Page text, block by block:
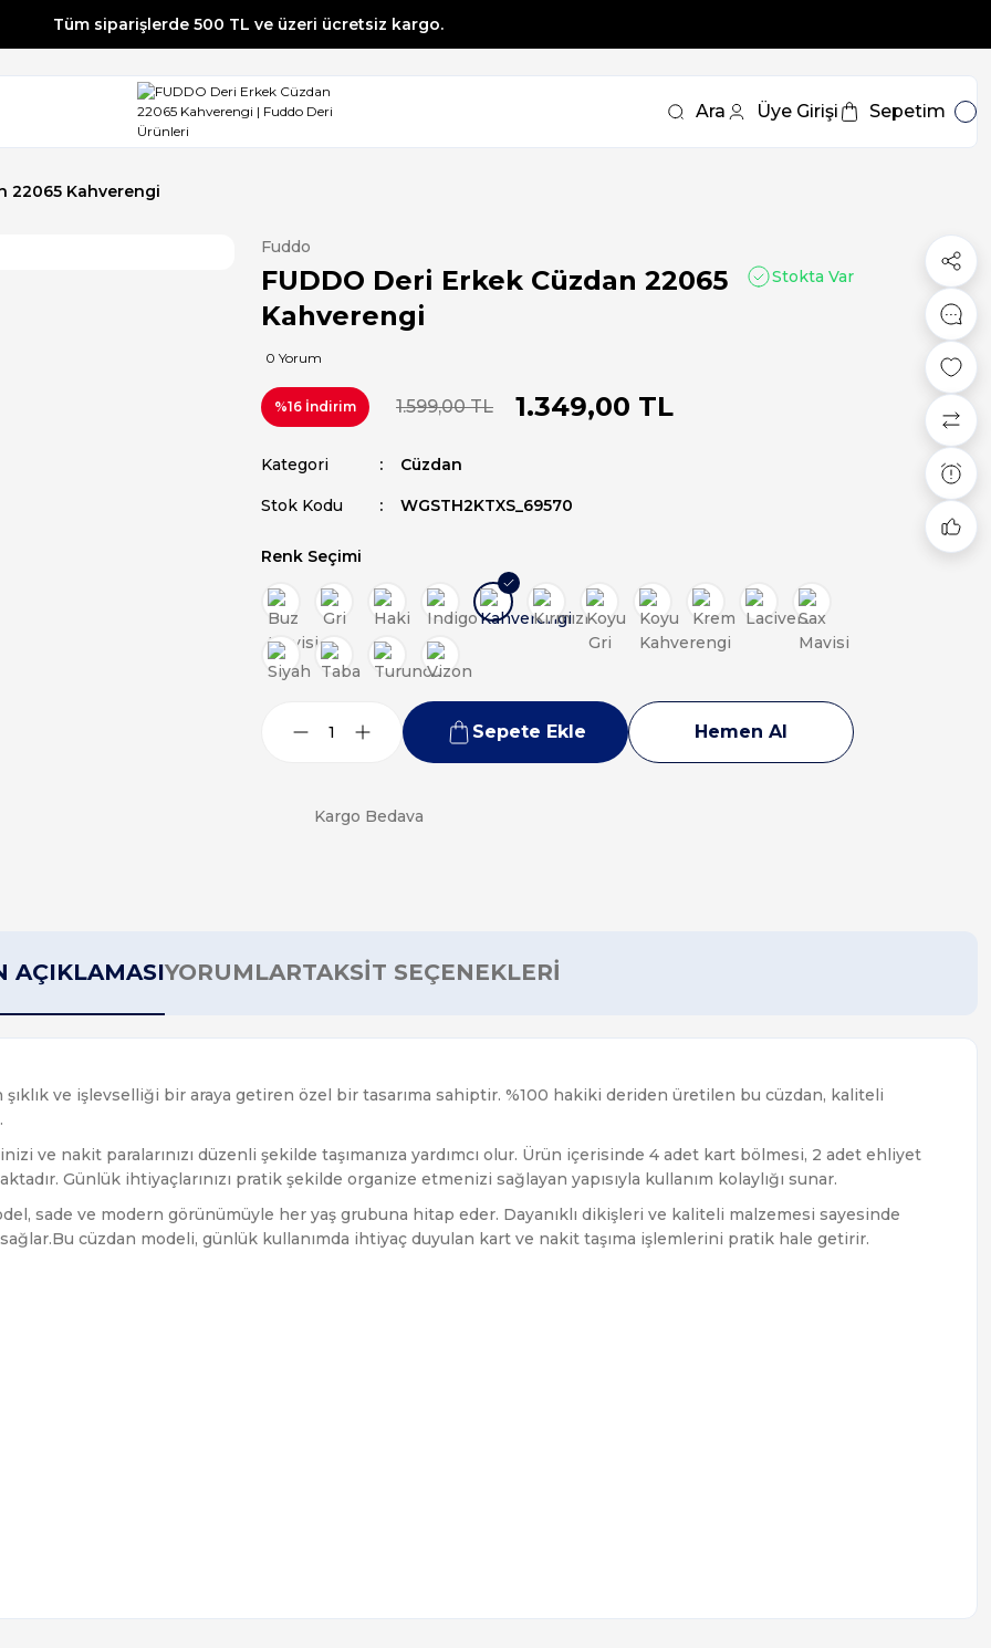
Tüm siparişlerde 500 TL ve üzeri ücretsiz kargo.
Tüm siparişlerde 500 TL ve üzeri ücretsiz kargo.
Tüm siparişlerde 500 TL ve üzeri ücretsiz kargo. Ara Üye Girişi Sepetim
22065 Kahverengi
Fuddo
FUDDO Deri Erkek Cüzdan 22065
Kahverengi
0 Yorum
Stokta Var
%16 İndirim 1.599,00 TL 1.349,00 TL
Kategori Cüzdan
Stok Kodu WGSTH2KTXS_69570
Renk Seçimi
Sepete Ekle Hemen Al
Kargo Bedava
AÇIKLAMASIYORUMLARTAKSİT SEÇENEKLERİ
ve işlevselliği bir araya getiren özel bir tasarıma sahiptir. %100 hakiki deriden üretilen bu cüzdan, kaliteli
ve nakit paralarınızı düzenli şekilde taşımanıza yardımcı olur. Ürün içerisinde 4 adet kart bölmesi, 2 adet ehliyet
Günlük ihtiyaçlarınızı pratik şekilde organize etmenizi sağlayan yapısıyla kullanım kolaylığı sunar.
sade ve modern görünümüyle her yaş grubuna hitap eder. Dayanıklı dikişleri ve kaliteli malzemesi sayesinde
cüzdan modeli, günlük kullanımda ihtiyaç duyulan kart ve nakit taşıma işlemlerini pratik hale getirir.